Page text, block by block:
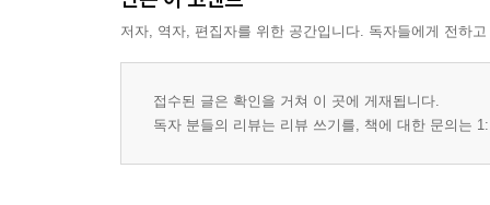
저자, 역자, 편집자를 위한 공간입니다. 독자들에게 전하
접수된 글은 확인을 거쳐 이 곳에 게재됩니다.
독자 분들의 리뷰는 리뷰 쓰기를, 책에 대한 문의는